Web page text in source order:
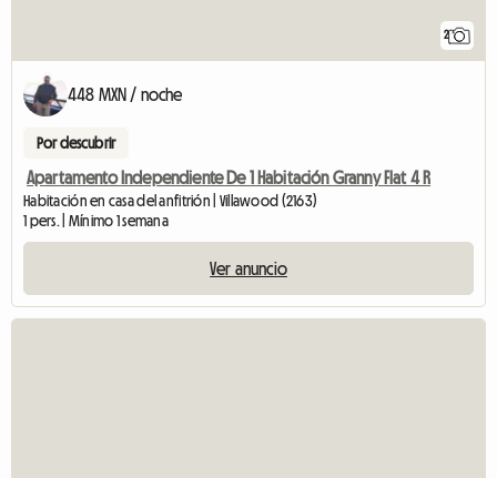
2
448 MXN / noche
Por descubrir
Apartamento Independiente De 1 Habitación Granny Flat 4 R
Habitación en casa del anfitrión | Villawood (2163)
1 pers. | Mínimo 1 semana
Ver anuncio